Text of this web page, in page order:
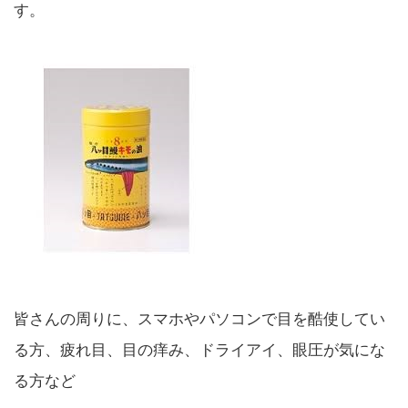
す。
皆さんの周りに、スマホやパソコンで目を酷使してい
る方、疲れ目、目の痒み、ドライアイ、眼圧が気にな
る方など